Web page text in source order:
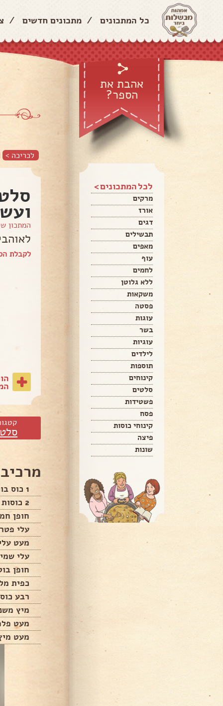
כל המתכונים / מתכונים חדשים /
אהבת את
הספר?
לכל המתכונים >
מרקים
אורז
דגים
תבשילים
מאפים
עוף
לחמים
ללא גלוטן
משקאות
פסטה
עוגות
בשר
עוגיות
לילדים
תוספות
קינוחים
סלטים
פשטידות
פסח
קינוחי כוסות
פיצה
שונות
לכריכה >
המתכון
לקבלת
1 כוס בורגול
2 כוסות מים רותחים
חופן
עלי
מעט
עלי
חופן
כפית
רבע
מיץ
מעט
מעט